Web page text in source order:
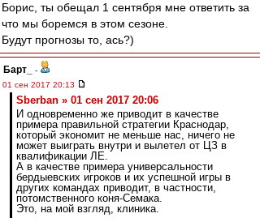
Борис, ты обещал 1 сентября мне ответить за
что мы боремся в этом сезоне.
Будут прогнозы то, ась?)
Барт_
-
01 сен 2017 20:13
Sberban » 01 сен 2017 20:06
И одновременно же приводит в качестве
примера правильной стратегии Краснодар,
который экономит не меньше нас, ничего не
может выиграть внутри и вылетел от ЦЗ в
квалификации ЛЕ.
А в качестве примера универсальности
бердыевских игроков и их успешной игры в
других командах приводит, в частности,
потомственного коня-Семака.
Это, на мой взгляд, клиника.